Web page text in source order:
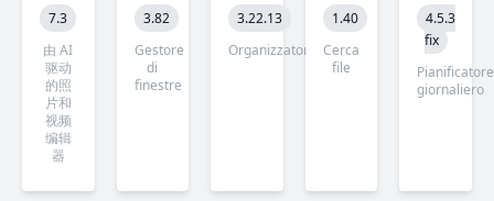
7.3
由 AI
驱动
的照
片和
视频
编辑
器
3.82
Gestore
di
finestre
3.22.13
Organizzatore
1.40
Cerca
file
4.5.3
fix
Pianificatore
giornaliero